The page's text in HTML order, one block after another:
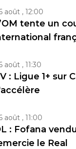
août , 12:00
tente un
août , 11:30
: Ligue 1+ sur
août , 11:00
: Fofana
le Real